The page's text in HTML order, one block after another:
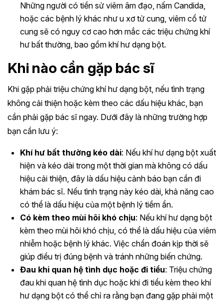
Những người có tiền sử viêm âm đạo, nấm Candida,
hoặc các bệnh lý khác như u xơ tử cung, viêm cổ tử
cung sẽ có nguy cơ cao hơn mắc các triệu chứng khí
hư bất thường, bao gồm khí hư dạng bột.
Khi nào cần gặp bác sĩ
Khi gặp phải triệu chứng khí hư dạng bột, nếu tình trạng
không cải thiện hoặc kèm theo các dấu hiệu khác, bạn
cần phải gặp bác sĩ ngay. Dưới đây là những trường hợp
bạn cần lưu ý:
Khí hư bất thường kéo dài: Nếu khí hư dạng bột xuất
hiện và kéo dài trong một thời gian mà không có dấu
hiệu cải thiện, đây là dấu hiệu cảnh báo bạn cần đi
khám bác sĩ. Nếu tình trạng này kéo dài, khả năng cao
có thể là dấu hiệu của một bệnh lý tiềm ẩn.
Có kèm theo mùi hôi khó chịu: Nếu khí hư dạng bột
kèm theo mùi hôi khó chịu, có thể là dấu hiệu của viêm
nhiễm hoặc bệnh lý khác. Việc chẩn đoán kịp thời sẽ
giúp điều trị đúng bệnh và tránh những biến chứng.
Đau khi quan hệ tình dục hoặc đi tiểu: Triệu chứng
đau khi quan hệ tình dục hoặc khi đi tiểu kèm theo khí
hư dạng bột có thể chỉ ra rằng bạn đang gặp phải một